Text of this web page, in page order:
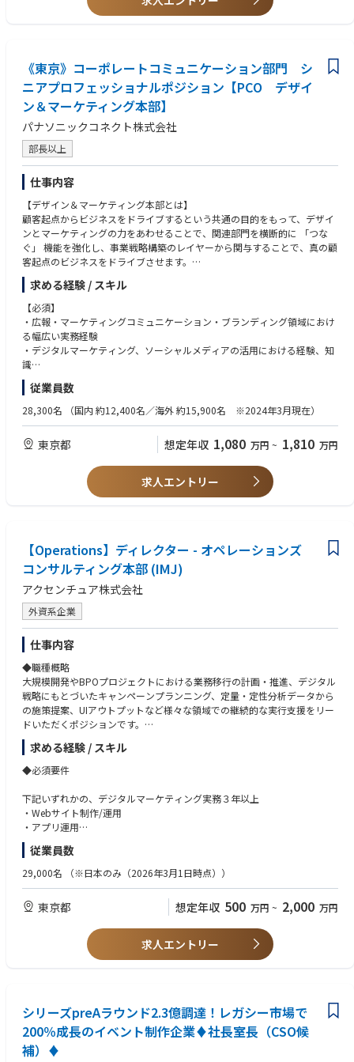
・ベイカレントの発展のためには、プロフェッショナルな人財を育成して
・英語研修や海外ビジネススクール研修など、日本を牽引できるグローバ
ルリーダー集団の育成に注力しています。
《東京》コーポレートコミュニケーション部門 シ
ニアプロフェッショナルポジション【PCO デザイ
ン＆マーケティング本部】
パナソニックコネクト株式会社
部長以上
仕事内容
【デザイン＆マーケティング本部とは】
顧客起点からビジネスをドライブするという共通の目的をもって、デザイ
ンとマーケティングの力をあわせることで、関連部門を横断的に 「つな
ぐ」 機能を強化し、事業戦略構築のレイヤーから関与することで、真の顧
客起点のビジネスをドライブさせます。
コーポレートコミュニケーション部は、DM本部の中で「経営・事業に伴
走するコーポレートコミュニケーションを通じて、ブランド価値と企業価
値の向上に貢献する」ことを掲げ、Paid／Earned／Shared／Ownedの各
メディアを横断した一貫性のあるコミュニケーション設計により、One Te
amで事業成長とブランド価値向上を同時に推進することを部全体のミッ
ションとしています。企業変革・カルチャー改革・DEI・サプライチェー
する「次のフェーズ」への進化を推進しています。主に広報やエグゼクテ
ィブコミュニケーションを担当するIMC1、デジタルマーケティング、SN
S、その他広告・協賛等の活動を担当するIMC2、カスタマーエクスペリエ
ンスセンター（コネクトの企業カルチャーや事業を紹介するショールー
ム）を担当するCXCの3つの課から成る組織です。
【具体的な業務内容】
シニアプロフェッショナルとして、以下のような業務を段階的に担ってい
けスピーチ・登壇資料の企画・監修）
・社内コミュニケーション（全社会議、社内報・イントラ、エンゲージメ
ント向上施策）の企画・運営
・統合型マーケティングコミュニケーション（IMC）の設計・実行
・危機管理広報・レピュテーションマネジメント
・KPI設定・効果測定、部門予算のマネジメント
・部門横断プロジェクトの推進、外部エージェンシー・パートナー企業と
のマネジメント
【職場の雰囲気】
・組織メンバーは若手からシニアまで幅広い年齢層で構成されており、マ
ネージャークラスは30代後半～40代前半です。約半数はキャリア入社者
で、デジタルマーケティング業界やエージェンシー出身者など、さまざま
なバックグラウンドの者が活躍しております。
・出社/リモートワークのハイブリッドワークが基本で、週3回程度の出勤
が推奨されています。
・心理的安全性を重視し、新しい挑戦やアイデアの発信を歓迎するカルチ
・スピード感のある意思決定とアジャイルな働き方を志向しています。
★キャリアパス★
23年度4月よりメンバーシップ型からジョブ型雇用に移行し、ご自身のキ
ャリアをより主体的に選択できるようになりました。パナソニックグルー
プALLにチャレンジできる社内公募制度、社員が自律的に学習可能な「Lin
kedin Learning」の導入、MBA派遣プログラム、語学力向上プログラムな
ど、社員一人一人の成長を後押しする制度を充実させております。
求める経験 / スキル
【必須】
・広報・マーケティングコミュニケーション・ブランディング領域におけ
る幅広い実務経験
・デジタルマーケティング、ソーシャルメディアの活用における経験、知
識
・組織・メンバー・顧客などのマネジメント経験（プレイングマネージャ
ー以上）
・グローバル社員や経営層とのやり取りに対応できるビジネスレベルの英
・変化の激しい事業環境における戦略立案力・実行力
・プロジェクトや業務を進める上での複数のステークホルダーとの調整・
従業員数
28,300名 （国内 約12,400名／海外 約15,900名 ※2024年3月現在）
東京都 想定年収 1,080 万円 ~ 1,810 万円
求人エントリー
【Operations】ディレクター - オペレーションズ
コンサルティング本部 (IMJ)
アクセンチュア株式会社
外資系企業
仕事内容
◆職種概略
大規模開発やBPOプロジェクトにおける業務移行の計画・推進、デジタル
戦略にもとづいたキャンペーンプランニング、定量・定性分析データから
の施策提案、UIアウトプットなど様々な領域での継続的な実行支援をリー
ドいただくポジションです。
◆具体的な仕事内容
【Campaign manager】
・デジタルキャンペーンのプランニング
・KPI策定/制作進行/分析、レポーティング
・定量的データを基にしたPDCA運用
【Information Architect】
・クライアントのビジネス課題の理解、戦略策定
・デジタルマーケティング領域の業務把握、整理、分析
・プロジェクトにおけるチームリードまたはその補佐
・プランニングやその統括
・クライアント課題のヒアリング及び課題設定
・課題改善施策全体の設計・管理
求める経験 / スキル
◆必須要件
下記いずれかの、デジタルマーケティング実務３年以上
・Webサイト制作/運用
・アプリ運用
・デジタルキャンペーン企画/運用
※管理職採用の場合※
従業員数
29,000名 （※日本のみ（2026年3月1日時点））
東京都 想定年収 500 万円 ~ 2,000 万円
求人エントリー
シリーズpreAラウンド2.3億調達！レガシー市場で
200％成長のイベント制作企業♦社長室長（CSO候
補）♦